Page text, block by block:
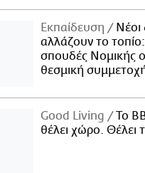
Εκπαίδευση
Νέοι
αλλάζουν το
σπουδές Νομικής
θεσμική
Good Living
Το
θέλει χώρο. Θέλει